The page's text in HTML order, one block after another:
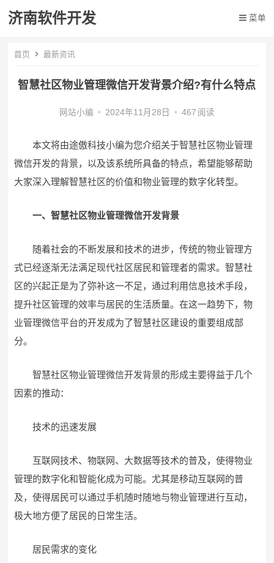
济南软件开发 菜单
首页 最新资讯
智慧社区物业管理微信开发背景介绍?有什么特点
网站小编 • 2024年11月28日 • 467 阅读
本文将由途傲科技小编为您介绍关于智慧社区物业管理
微信开发的背景，以及该系统所具备的特点，希望能够帮助
大家深入理解智慧社区的价值和物业管理的数字化转型。
一、智慧社区物业管理微信开发背景
随着社会的不断发展和技术的进步，传统的物业管理方
式已经逐渐无法满足现代社区居民和管理者的需求。智慧社
区的兴起正是为了弥补这一不足，通过利用信息技术手段，
提升社区管理的效率与居民的生活质量。在这一趋势下，物
业管理微信平台的开发成为了智慧社区建设的重要组成部
分。
智慧社区物业管理微信开发背景的形成主要得益于几个
因素的推动：
技术的迅速发展
互联网技术、物联网、大数据等技术的普及，使得物业
管理的数字化和智能化成为可能。尤其是移动互联网的普
及，使得居民可以通过手机随时随地与物业管理进行互动，
极大地方便了居民的日常生活。
居民需求的变化